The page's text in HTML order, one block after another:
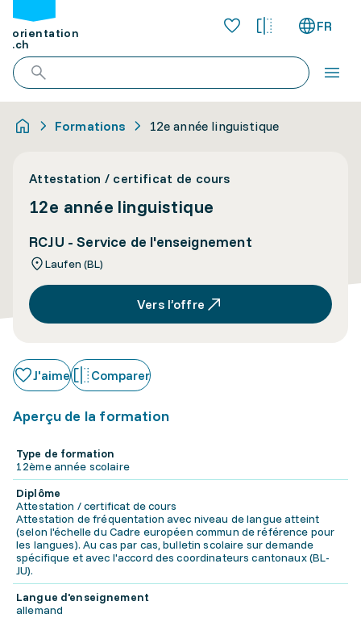
orientation
.ch
FR
Formations 12e année linguistique
Attestation / certificat de cours
12e année linguistique
RCJU - Service de l'enseignement
Laufen (BL)
Vers l’offre
J'aime Comparer
Aperçu de la formation
Type de formation
12ème année scolaire
Diplôme
Attestation / certificat de cours
Attestation de fréquentation avec niveau de langue atteint
(selon l'échelle du Cadre européen commun de référence pour
les langues). Au cas par cas, bulletin scolaire sur demande
spécifique et avec l'accord des coordinateurs cantonaux (BL-
JU).
Langue d'enseignement
allemand